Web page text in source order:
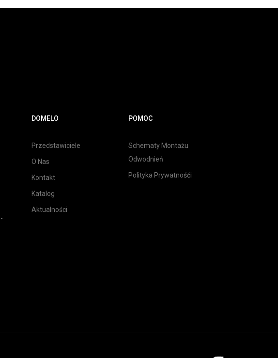
DOMELO
Przedstawiciele
O Nas
Kontakt
Katalog
Aktualności
POMOC
Schematy Montażu
Odwodnień
Polityka Prywatnośći